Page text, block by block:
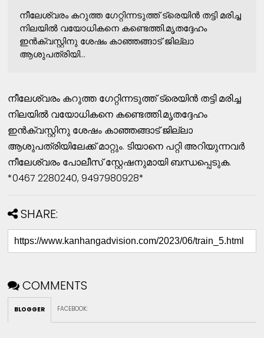
നീലേശ്വരം കറുത്ത ഗേറ്റിന്നടുത്ത് ട്രെയിൻ തട്ടി മരിച്ച
നിലയിൽ വയോധികനെ കണ്ടെത്തി.മൃതദ്ദേഹം
ഇൻക്വസ്റ്റിനു ശേഷം കാഞ്ഞങ്ങാട് ജില്ലാ
ആശുപത്രിയി...
നീലേശ്വരം കറുത്ത ഗേറ്റിന്നടുത്ത് ട്രെയിൻ തട്ടി മരിച്ച
നിലയിൽ വയോധികനെ കണ്ടെത്തി.മൃതദ്ദേഹം
ഇൻക്വസ്റ്റിനു ശേഷം കാഞ്ഞങ്ങാട് ജില്ലാ
ആശുപത്രിയിലേക്ക് മാറ്റും. ടിയാനെ പറ്റി അറിയുന്നവർ
നീലേശ്വരം പോലീസ് സ്റ്റേഷനുമായി ബന്ധപ്പെടുക.
*0467 2280240, 9497980928*
SHARE:
COMMENTS
BLOGGER FACEBOOK: